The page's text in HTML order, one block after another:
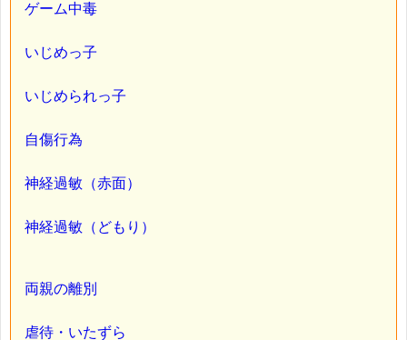
ゲーム中毒
いじめっ子
いじめられっ子
自傷行為
神経過敏（赤面）
神経過敏（どもり）
両親の離別
虐待・いたずら